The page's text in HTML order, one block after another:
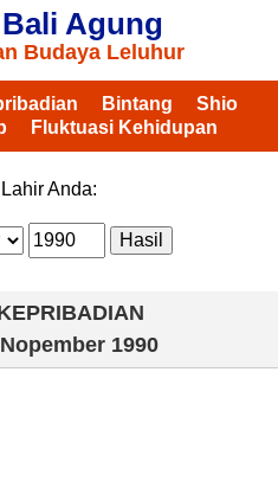
Agung
Budaya Leluhur
Bintang
Shio
Fluktuasi Kehidupan
Anda:
1990